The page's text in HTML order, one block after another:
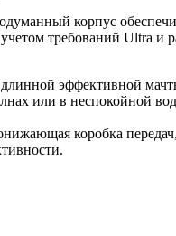
корпус
требований Ultra и
длинной эффективной
или в неспокойной
коробка